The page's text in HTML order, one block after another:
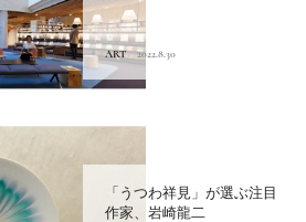
ART 2022.8.30
「うつわ祥見」が選ぶ注目
作家、岩崎龍二